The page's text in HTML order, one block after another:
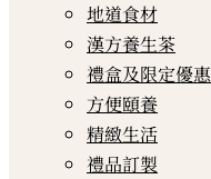
地道食材
漢方養生茶
禮盒及限定優惠
方便頤養
精緻生活
禮品訂製